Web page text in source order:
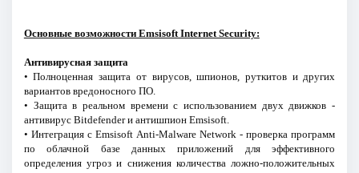
Основные возможности Emsisoft Internet Security:
Антивирусная защита
• Полноценная защита от вирусов, шпионов, руткитов и других
вариантов вредоносного ПО.
• Защита в реальном времени с использованием двух движков -
антивирус Bitdefender и антишпион Emsisoft.
• Интеграция с Emsisoft Anti-Malware Network - проверка программ
по облачной базе данных приложений для эффективного
определения угроз и снижения количества ложно-положительных